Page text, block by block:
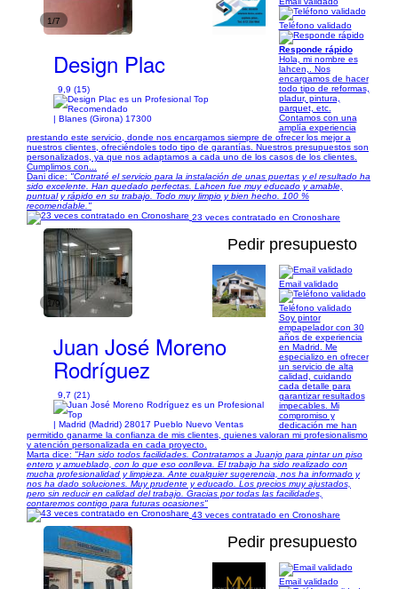
1/7
Design Plac
9,9 (15)
| Blanes (Girona) 17300
Teléfono validado
Responde rápido
Hola, mi nombre es
lahcen,. Nos
encargamos de hacer
todo tipo de reformas,
pladur, pintura,
parquet, etc.
Contamos con una
amplía experiencia
prestando este servicio, donde nos encargamos siempre de ofrecer los mejor a
nuestros clientes, ofreciéndoles todo tipo de garantías. Nuestros presupuestos son
personalizados, ya que nos adaptamos a cada uno de los casos de los clientes.
Cumplimos con...
Dani dice: "Contraté el servicio para la instalación de unas puertas y el resultado ha
sido excelente. Han quedado perfectas. Lahcen fue muy educado y amable,
puntual y rápido en su trabajo. Todo muy limpio y bien hecho. 100 %
recomendable."
23 veces contratado en Cronoshare
1/9
Pedir presupuesto
Juan José Moreno
Rodríguez
9,7 (21)
| Madrid (Madrid) 28017 Pueblo Nuevo Ventas
Email validado
Teléfono validado
Soy pintor
empapelador con 30
años de experiencia
en Madrid. Me
especializo en ofrecer
un servicio de alta
calidad, cuidando
cada detalle para
garantizar resultados
impecables. Mi
compromiso y
dedicación me han
permitido ganarme la confianza de mis clientes, quienes valoran mi profesionalismo
y atención personalizada en cada proyecto.
Marta dice: "Han sido todos facilidades. Contratamos a Juanjo para pintar un piso
entero y amueblado, con lo que eso conlleva. El trabajo ha sido realizado con
mucha profesionalidad y limpieza. Ante cualquier sugerencia, nos ha informado y
nos ha dado soluciones. Muy prudente y educado. Los precios muy ajustados,
pero sin reducir en calidad del trabajo. Gracias por todas las facilidades,
contaremos contigo para futuras ocasiones"
43 veces contratado en Cronoshare
Pedir presupuesto
Email validado